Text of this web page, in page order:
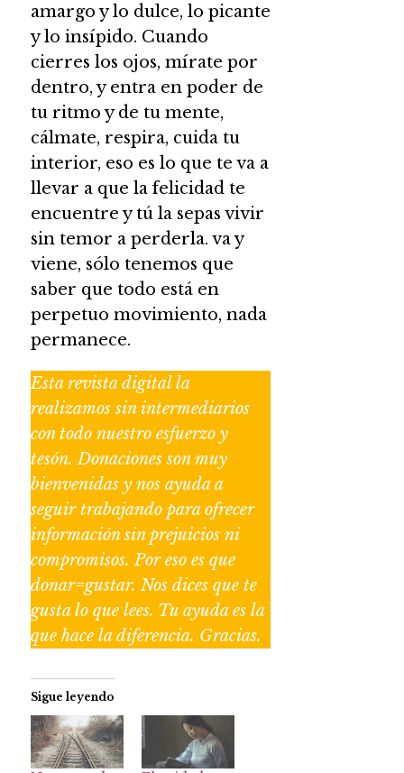
amargo y lo dulce, lo picante
y lo insípido. Cuando
cierres los ojos, mírate por
dentro, y entra en poder de
tu ritmo y de tu mente,
cálmate, respira, cuida tu
interior, eso es lo que te va a
llevar a que la felicidad te
encuentre y tú la sepas vivir
sin temor a perderla. va y
viene, sólo tenemos que
saber que todo está en
perpetuo movimiento, nada
permanece.
Esta revista digital la
realizamos sin intermediarios
con todo nuestro esfuerzo y
tesón. Donaciones son muy
bienvenidas y nos ayuda a
seguir trabajando para ofrecer
información sin prejuicios ni
compromisos. Por eso es que
donar=gustar. Nos dices que te
gusta lo que lees. Tu ayuda es la
que hace la diferencia. Gracias.
Sigue leyendo